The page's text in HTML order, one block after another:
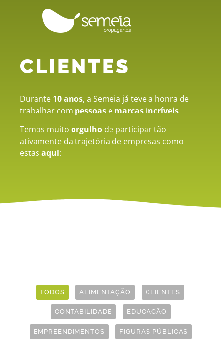
CLIENTES
Durante 10 anos, a Semeia já teve a honra de
trabalhar com pessoas e marcas incríveis.
Temos muito orgulho de participar tão
ativamente da trajetória de empresas como
estas aqui:
TODOS ALIMENTAÇÃO CLIENTES
CONTABILIDADE EDUCAÇÃO
EMPREENDIMENTOS FIGURAS PÚBLICAS